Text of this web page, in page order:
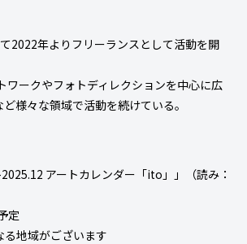
2022年よりフリーランスとして活動を開
ワークやフォトディレクションを中心に広
様々な領域で活動を続けている。
2025.12 アートカレンダー「ito」」（読み：
定
地域がございます